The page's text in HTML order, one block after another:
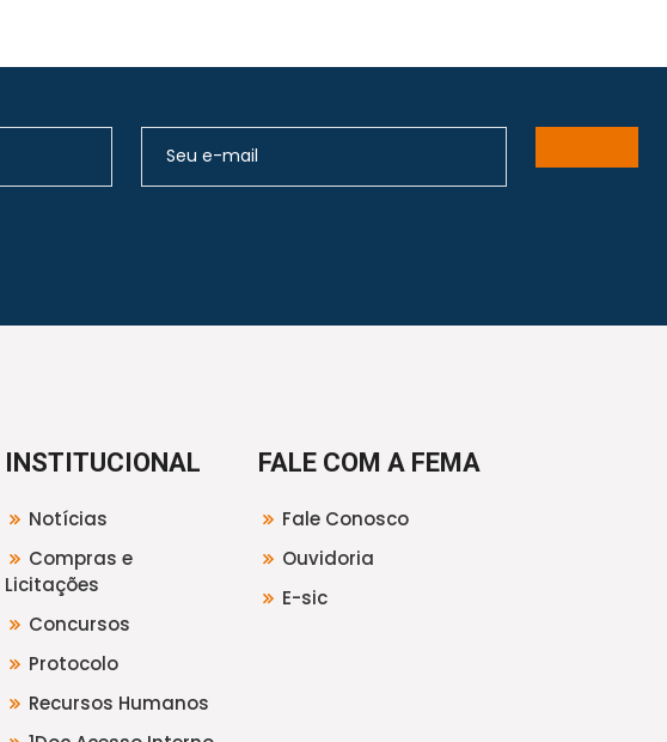
INSTITUCIONAL
Notícias
Compras e
Licitações
Concursos
Protocolo
Recursos Humanos
FALE COM A FEMA
Fale Conosco
Ouvidoria
E-sic